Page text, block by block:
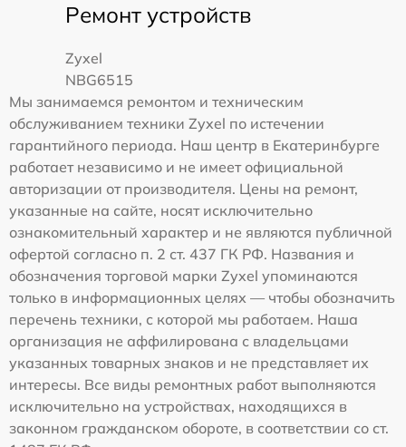
Ремонт устройств
Zyxel
NBG6515
Мы занимаемся ремонтом и техническим
обслуживанием техники Zyxel по истечении
гарантийного периода. Наш центр в Екатеринбурге
работает независимо и не имеет официальной
авторизации от производителя. Цены на ремонт,
указанные на сайте, носят исключительно
ознакомительный характер и не являются публичной
офертой согласно п. 2 ст. 437 ГК РФ. Названия и
обозначения торговой марки Zyxel упоминаются
только в информационных целях — чтобы обозначить
перечень техники, с которой мы работаем. Наша
организация не аффилирована с владельцами
указанных товарных знаков и не представляет их
интересы. Все виды ремонтных работ выполняются
исключительно на устройствах, находящихся в
законном гражданском обороте, в соответствии со ст.